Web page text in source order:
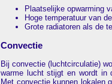
Plaatselijke opwarming
Hoge temperatuur van
Grote radiatoren als de
Convectie
Bij convectie (luchtcirculatie)
warme lucht stijgt en wordt in
Met convectie kunnen lokalen